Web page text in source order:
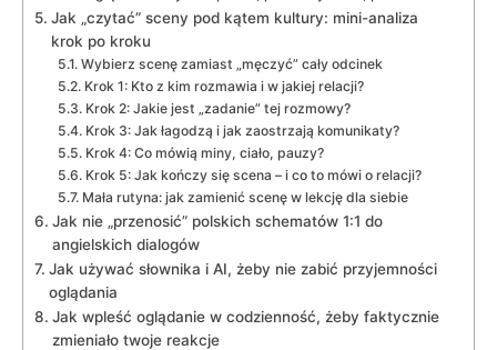
Jak „czytać” sceny pod kątem kultury: mini-analiza
krok po kroku
Wybierz scenę zamiast „męczyć” cały odcinek
Krok 1: Kto z kim rozmawia i w jakiej relacji?
Krok 2: Jakie jest „zadanie” tej rozmowy?
Krok 3: Jak łagodzą i jak zaostrzają komunikaty?
Krok 4: Co mówią miny, ciało, pauzy?
Krok 5: Jak kończy się scena – i co to mówi o relacji?
Mała rutyna: jak zamienić scenę w lekcję dla siebie
Jak nie „przenosić” polskich schematów 1:1 do
angielskich dialogów
Jak używać słownika i AI, żeby nie zabić przyjemności
oglądania
Jak wpleść oglądanie w codzienność, żeby faktycznie
zmieniało twoje reakcje